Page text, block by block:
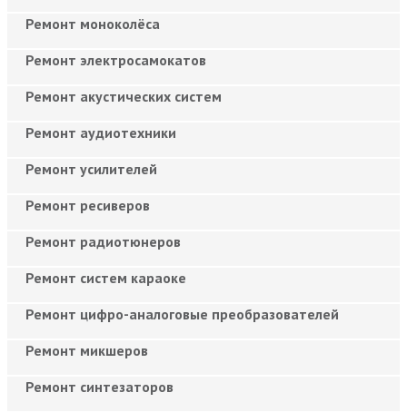
Ремонт моноколёса
Ремонт электросамокатов
Ремонт акустических систем
Ремонт аудиотехники
Ремонт усилителей
Ремонт ресиверов
Ремонт радиотюнеров
Ремонт систем караоке
Ремонт цифро-аналоговые преобразователей
Ремонт микшеров
Ремонт синтезаторов